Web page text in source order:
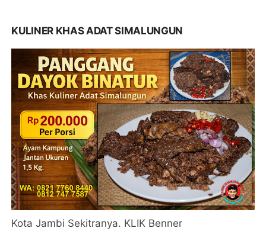
KULINER KHAS ADAT SIMALUNGUN
Kota Jambi Sekitranya. KLIK Benner